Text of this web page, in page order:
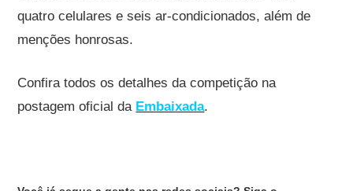
quatro celulares e seis ar-condicionados, além de
menções honrosas.
Confira todos os detalhes da competição na
postagem oficial da Embaixada.